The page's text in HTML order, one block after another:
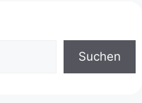
Suchen